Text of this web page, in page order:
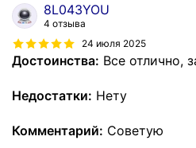
8L043YOU
4 отзыва
24 июля 2025
Достоинства: Все отлично,
Недостатки: Нету
Комментарий: Советую